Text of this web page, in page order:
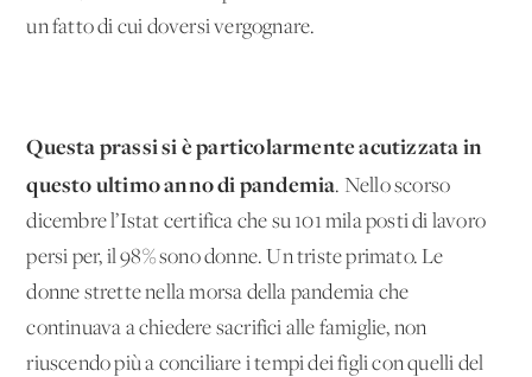
un fatto di cui doversi vergognare.
Questa prassi si è particolarmente acutizzata in
questo ultimo anno di pandemia. Nello scorso
dicembre l’Istat certifica che su 101 mila posti di lavoro
persi per, il 98% sono donne. Un triste primato. Le
donne strette nella morsa della pandemia che
continuava a chiedere sacrifici alle famiglie, non
riuscendo più a conciliare i tempi dei figli con quelli del